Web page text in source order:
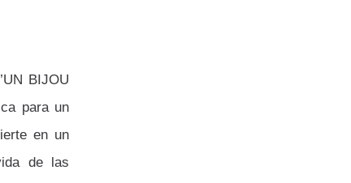
BIJOU
para un
en un
de las